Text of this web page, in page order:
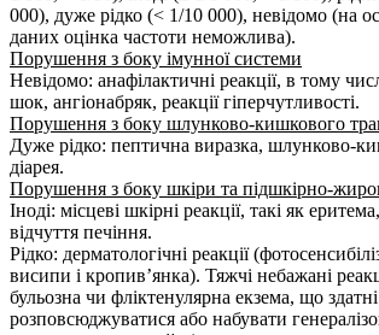
000), дуже рідко (< 1/10 000), невідомо (на
даних оцінка частоти неможлива).
Порушення з боку імунної системи
Невідомо: анафілактичні реакції, в тому
шок, ангіонабряк, реакції гіперчутливості.
Порушення з боку шлунково-кишкового
Дуже рідко: пептична виразка, шлунково-
діарея.
Порушення з боку шкіри та підшкірно-
Іноді: місцеві шкірні реакції, такі як
відчуття печіння.
Рідко: дерматологічні реакції
висипи і кропив’янка). Тяжчі небажані
бульозна чи фліктенулярна екзема, що здатні
розповсюджуватися або набувати